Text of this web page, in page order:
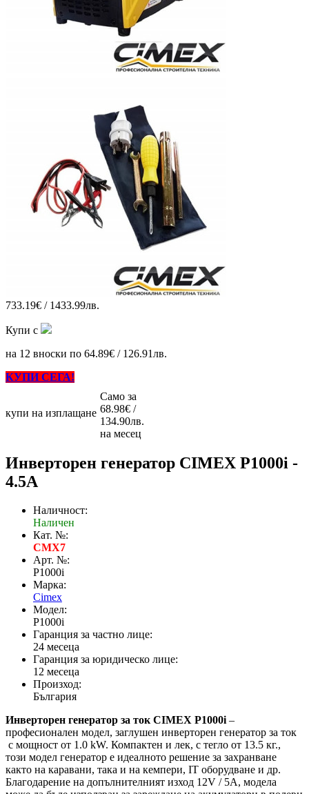
733.19€ / 1433.99лв.
Купи с
на 12 вноски по 64.89€ / 126.91лв.
КУПИ СЕГА!
купи на изплащане
Само за
68.98€ /
134.90лв.
на месец
Инверторен генератор CIMEX P1000i -
4.5A
Наличност:
Наличен
Кат. №:
CMX7
Арт. №:
P1000i
Марка:
Cimex
Модел:
P1000i
Гаранция за частно лице:
24 месеца
Гаранция за юридическо лице:
12 месеца
Произход:
България
Инверторен генератор за ток CIMEX P1000i–
професионален модел, заглушен инверторен генератор за ток
с мощност от 1.0 kW. Компактен и лек, с тегло от 13.5 кг.,
този модел генератор е идеалното решение за захранване
както на каравани, така и на кемпери, IT оборудване и др.
Благодарение на допълнителният изход 12V / 5А, модела